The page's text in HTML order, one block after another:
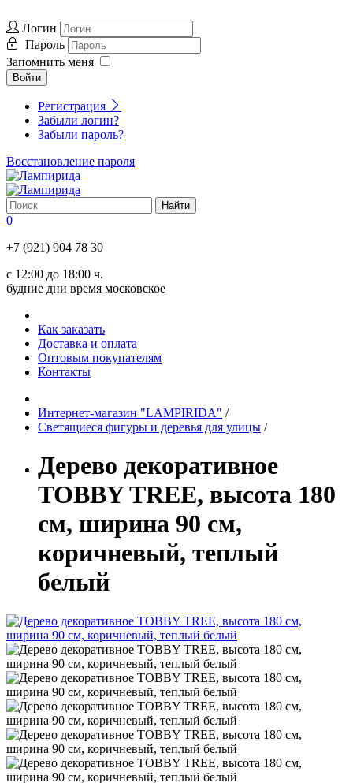
Логин
Пароль
Запомнить меня
Войти
Регистрация
Забыли логин?
Забыли пароль?
Восстановление пароля
0
+7 (921) 904 78 30
с 12:00 до 18:00 ч.
будние дни время московское
Как заказать
Доставка и оплата
Оптовым покупателям
Контакты
Интернет-магазин "LAMPIRIDA" /
Светящиеся фигуры и деревья для улицы /
Дерево декоративное
TOBBY TREE, высота 180
см, ширина 90 см,
коричневый, теплый
белый